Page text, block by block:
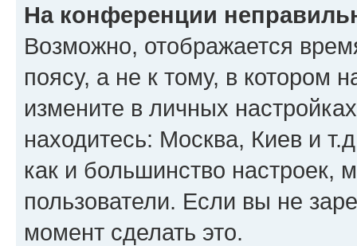
На конференции
Возможно, отображается
поясу, а не к тому, в котором
измените в личных
находитесь: Москва, Киев и
как и большинство настроек,
пользователи. Если вы не
момент сделать это.